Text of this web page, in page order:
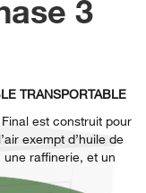
3
TRANSPORTABLE
est construit pour
exempt d’huile de
raffinerie, et un